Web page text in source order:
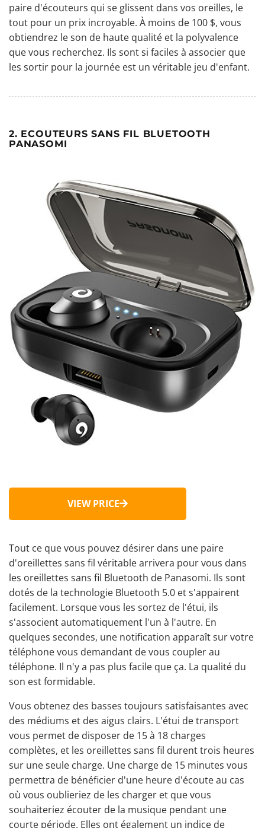
paire d'écouteurs qui se glissent dans vos oreilles, le
tout pour un prix incroyable. À moins de 100 $, vous
obtiendrez le son de haute qualité et la polyvalence
que vous recherchez. Ils sont si faciles à associer que
les sortir pour la journée est un véritable jeu d'enfant.
2. ECOUTEURS SANS FIL BLUETOOTH
PANASOMI
VIEW PRICE
Tout ce que vous pouvez désirer dans une paire
d'oreillettes sans fil véritable arrivera pour vous dans
les oreillettes sans fil Bluetooth de Panasomi. Ils sont
dotés de la technologie Bluetooth 5.0 et s'appairent
facilement. Lorsque vous les sortez de l'étui, ils
s'associent automatiquement l'un à l'autre. En
quelques secondes, une notification apparaît sur votre
téléphone vous demandant de vous coupler au
téléphone. Il n'y a pas plus facile que ça. La qualité du
son est formidable.
Vous obtenez des basses toujours satisfaisantes avec
des médiums et des aigus clairs. L'étui de transport
vous permet de disposer de 15 à 18 charges
complètes, et les oreillettes sans fil durent trois heures
sur une seule charge. Une charge de 15 minutes vous
permettra de bénéficier d'une heure d'écoute au cas
où vous oublieriez de les charger et que vous
souhaiteriez écouter de la musique pendant une
courte période. Elles ont également un indice de